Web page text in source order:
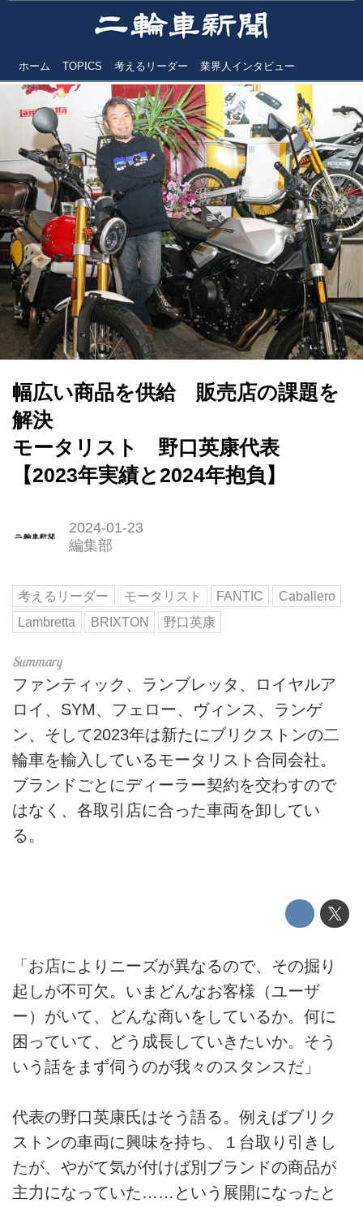
ホーム TOPICS 考えるリーダー 業界人インタビュー
幅広い商品を供給 販売店の課題を
解決
モータリスト 野口英康代表
【2023年実績と2024年抱負】
2024-01-23
編集部
考えるリーダー モータリスト FANTIC
Caballero
Lambretta
BRIXTON 野口英康
ファンティック、ランブレッタ、ロイヤルア
ロイ、SYM、フェロー、ヴィンス、ランゲ
ン、そして2023年は新たにブリクストンの二
輪車を輸入しているモータリスト合同会社。
ブランドごとにディーラー契約を交わすので
はなく、各取引店に合った車両を卸してい
る。
「お店によりニーズが異なるので、その掘り
起しが不可欠。いまどんなお客様（ユーザ
ー）がいて、どんな商いをしているか。何に
困っていて、どう成長していきたいか。そう
いう話をまず伺うのが我々のスタンスだ」
代表の野口英康氏はそう語る。例えばブリク
ストンの車両に興味を持ち、１台取り引きし
たが、やがて気が付けば別ブランドの商品が
主力になっていた……という展開になったと